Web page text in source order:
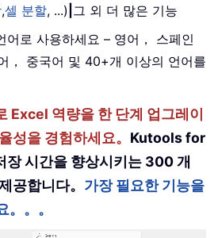
,셀 분할, ...) 그 외 더 많은 기능
로 사용하세요 – 영어， 스페인
， 중국어 및 40+개 이상의 언어를
역량을 한 단계 업그레이
성을 경험하세요。 Kutools for
장 시간을 향상시키는 300 개
공합니다。 가장 필요한 기능을
。。。